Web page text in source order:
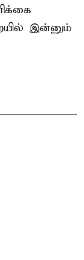
இன்னும்